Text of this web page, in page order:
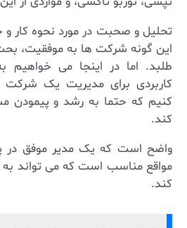
تحلیل و صحبت در مورد نحوه کار
این گونه شرکت ها به موفقیت،
طلبد. اما در اینجا می
کاربردی برای مدیریت یک شرکت
کنیم که حتما به رشد و
کند.
واضح است که یک مدیر موفق در
مواقع مناسب است که می تواند
کند.